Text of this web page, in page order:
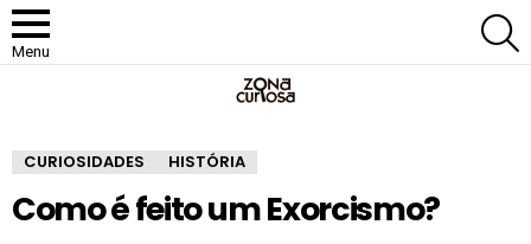
Menu
CURIOSIDADES HISTÓRIA
Como é feito um Exorcismo?